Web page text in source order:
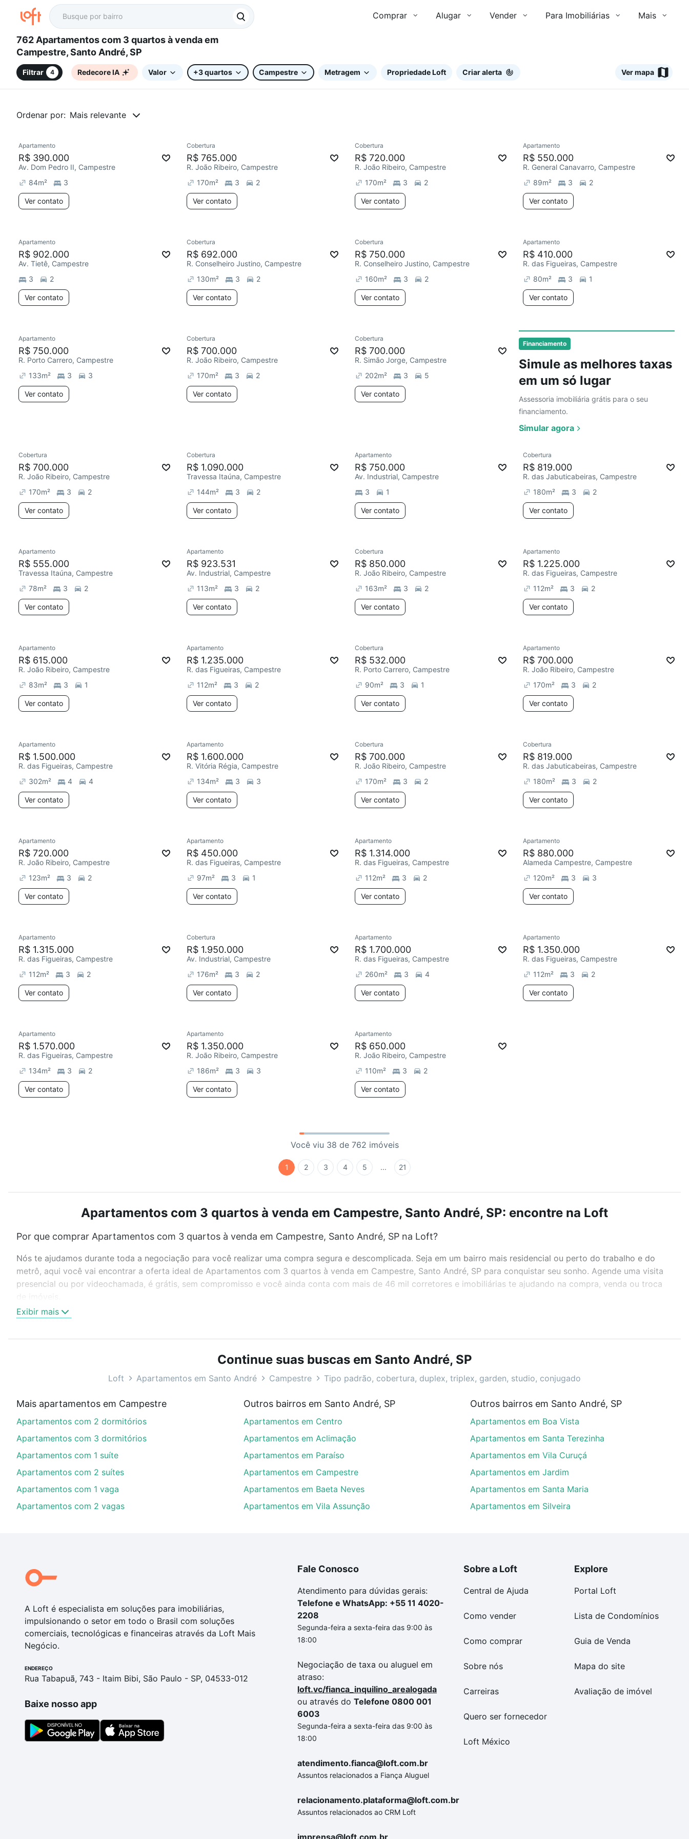
Comprar Alugar Vender Para Imobiliárias Mais
762 Apartamentos com 3 quartos à venda em
Campestre, Santo André, SP
Filtrar 4 Redecore IA Valor +3 quartos Campestre Metragem Propriedade Loft Criar alerta Ver mapa
Ordenar por: Mais relevante
Financiamento
Simule as melhores taxas
em um só lugar
Assessoria imobiliária grátis para o seu
financiamento.
Simular agora
Redecorar
Apartamento
R$ 390.000
Av. Dom Pedro II, Campestre
84m² 3
Ver contato
Redecorar
Cobertura
R$ 765.000
R. João Ribeiro, Campestre
170m² 3 2
Ver contato
Redecorar
Cobertura
R$ 720.000
R. João Ribeiro, Campestre
170m² 3 2
Ver contato
Redecorar
Apartamento
R$ 550.000
R. General Canavarro, Campestre
89m² 3 2
Ver contato
Redecorar
Apartamento
R$ 902.000
Av. Tietê, Campestre
3
2
Ver contato
Redecorar
Cobertura
R$ 692.000
R. Conselheiro Justino, Campestre
130m² 3 2
Ver contato
Cobertura
R$ 750.000
R. Conselheiro Justino, Campestre
160m² 3 2
Ver contato
Redecorar
Apartamento
R$ 410.000
R. das Figueiras, Campestre
80m² 3 1
Ver contato
Redecorar
Ver
Apartamento
R$ 750.000
R. Porto Carrero, Campestre
133m² 3 3
Ver contato
Redecorar
Cobertura
R$ 700.000
R. João Ribeiro, Campestre
170m² 3 2
Ver contato
Redecorar
Cobertura
R$ 700.000
R. Simão Jorge, Campestre
202m² 3 5
Ver contato
Redecorar
Cobertura
R$ 700.000
R. João Ribeiro, Campestre
170m² 3 2
Ver contato
Cobertura
R$ 1.090.000
Travessa Itaúna, Campestre
144m² 3 2
Ver contato
Apartamento
R$ 750.000
Av. Industrial, Campestre
3
1
Ver contato
Cobertura
R$ 819.000
R. das Jabuticabeiras, Campestre
180m² 3 2
Ver contato
Apartamento
R$ 555.000
Travessa Itaúna, Campestre
78m² 3 2
Ver contato
Apartamento
R$ 923.531
Av. Industrial, Campestre
113m² 3 2
Ver contato
Cobertura
R$ 850.000
R. João Ribeiro, Campestre
163m² 3 2
Ver contato
Apartamento
R$ 1.225.000
R. das Figueiras, Campestre
112m² 3 2
Ver contato
Apartamento
R$ 615.000
R. João Ribeiro, Campestre
83m² 3 1
Ver contato
Apartamento
R$ 1.235.000
R. das Figueiras, Campestre
112m² 3 2
Ver contato
Cobertura
R$ 532.000
R. Porto Carrero, Campestre
90m² 3 1
Ver contato
Apartamento
R$ 700.000
R. João Ribeiro, Campestre
170m² 3 2
Ver contato
Apartamento
R$ 1.500.000
R. das Figueiras, Campestre
302m² 4 4
Ver contato
Apartamento
R$ 1.600.000
R. Vitória Régia, Campestre
134m² 3 3
Ver contato
Cobertura
R$ 700.000
R. João Ribeiro, Campestre
170m² 3 2
Ver contato
Cobertura
R$ 819.000
R. das Jabuticabeiras, Campestre
180m² 3 2
Ver contato
Apartamento
R$ 720.000
R. João Ribeiro, Campestre
123m² 3 2
Ver contato
Apartamento
R$ 450.000
R. das Figueiras, Campestre
97m² 3 1
Ver contato
Apartamento
R$ 1.314.000
R. das Figueiras, Campestre
112m² 3 2
Ver contato
Apartamento
R$ 880.000
Alameda Campestre, Campestre
120m² 3 3
Ver contato
Apartamento
R$ 1.315.000
R. das Figueiras, Campestre
112m² 3 2
Ver contato
Cobertura
R$ 1.950.000
Av. Industrial, Campestre
176m² 3 2
Ver contato
Apartamento
R$ 1.700.000
R. das Figueiras, Campestre
260m² 3 4
Ver contato
Apartamento
R$ 1.350.000
R. das Figueiras, Campestre
112m² 3 2
Ver contato
Apartamento
R$ 1.570.000
R. das Figueiras, Campestre
134m² 3 2
Ver contato
Apartamento
R$ 1.350.000
R. João Ribeiro, Campestre
186m² 3 3
Ver contato
Apartamento
R$ 650.000
R. João Ribeiro, Campestre
110m² 3 2
Ver contato
Você viu 38 de 762 imóveis
1 2 3 4 5 ... 21
Apartamentos com 3 quartos à venda em Campestre, Santo André, SP: encontre na Loft
Por que comprar Apartamentos com 3 quartos à venda em Campestre, Santo André, SP na Loft?
Nós te ajudamos durante toda a negociação para você realizar uma compra segura e descomplicada. Seja em um bairro mais residencial ou perto do trabalho e do
metrô, aqui você vai encontrar a oferta ideal de Apartamentos com 3 quartos à venda em Campestre, Santo André, SP para conquistar seu sonho. Agende uma visita
presencial ou por videochamada, é grátis, sem compromisso e você ainda conta com mais de 46 mil corretores e imobiliárias te ajudando na compra, venda ou troca
Como escolher um imóvel?
Use barra de busca no topo para pesquisar por ruas, bairros e até condomínios favoritos. Você também pode usar os filtros como quantidade de quartos, suítes, com
ou sem vaga de garagem para combinar perfeitamente com o preço, metragem e comodidades, como piscina, academia, salão de festas ou área verde e encontrar
Apartamentos com 3 quartos à venda em Campestre, Santo André, SP ideal para você na Loft.
Aqui na Loft temos a oferta ideal para você, com Apartamentos com 3 quartos à venda em Campestre, Santo André, SP que custam a partir de R$ 0 e com nossas
opções de financiamento imobiliário as parcelas podem se adequar ao seu orçamento. Se ainda tem alguma dúvida dos custos envolvidos no processo de compra,
veja em nosso portal quanto custa comprar um apartamento e conte com a gente para comprar o imóvel dos seus sonhos com segurança e conforto. Loft, com você
Exibir mais
Continue suas buscas em Santo André, SP
Loft Apartamentos em Santo André Campestre Tipo padrão, cobertura, duplex, triplex, garden, studio, conjugado
Mais apartamentos em Campestre
Apartamentos com 2 dormitórios
Apartamentos com 3 dormitórios
Apartamentos com 1 suíte
Apartamentos com 2 suítes
Apartamentos com 1 vaga
Apartamentos com 2 vagas
Outros bairros em Santo André, SP
Apartamentos em Centro
Apartamentos em Aclimação
Apartamentos em Paraíso
Apartamentos em Campestre
Apartamentos em Baeta Neves
Apartamentos em Vila Assunção
Outros bairros em Santo André, SP
Apartamentos em Boa Vista
Apartamentos em Santa Terezinha
Apartamentos em Vila Curuçá
Apartamentos em Jardim
Apartamentos em Santa Maria
Apartamentos em Silveira
A Loft é especialista em soluções para imobiliárias,
impulsionando o setor em todo o Brasil com soluções
comerciais, tecnológicas e financeiras através da Loft Mais
Negócio.
ENDEREÇO
Rua Tabapuã, 743 - Itaim Bibi, São Paulo - SP, 04533-012
Baixe nosso app
Fale Conosco
Atendimento para dúvidas gerais:
Telefone e WhatsApp: +55 11 4020-
2208
Segunda-feira a sexta-feira das 9:00 às
18:00
Negociação de taxa ou aluguel em
atraso:
loft.vc/fianca_inquilino_arealogada
ou através do Telefone 0800 001
6003
Segunda-feira a sexta-feira das 9:00 às
18:00
atendimento.fianca@loft.com.br
Assuntos relacionados a Fiança Aluguel
relacionamento.plataforma@loft.com.br
Assuntos relacionados ao CRM Loft
imprensa@loft.com.br
Sobre a Loft
Central de Ajuda
Como vender
Como comprar
Sobre nós
Carreiras
Quero ser fornecedor
Loft México
Explore
Portal Loft
Lista de Condomínios
Guia de Venda
Mapa do site
Avaliação de imóvel